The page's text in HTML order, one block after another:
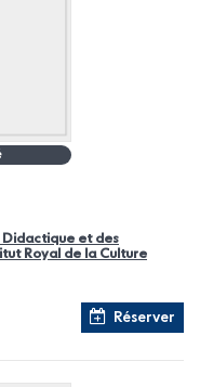
Didactique et des
Royal de la Culture
Réserver